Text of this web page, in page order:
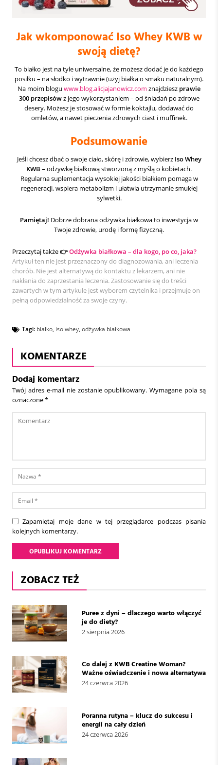
Jak wkomponować Iso Whey KWB w
swoją dietę?
To białko jest na tyle uniwersalne, że możesz dodać je do każdego
posiłku – na słodko i wytrawnie (użyj białka o smaku naturalnym).
Na moim blogu www.blog.alicjajanowicz.com znajdziesz prawie
300 przepisówz jego wykorzystaniem – od śniadań po zdrowe
desery. Możesz je stosować w formie koktajlu, dodawać do
omletów, a nawet pieczenia zdrowych ciast i muffinek.
Podsumowanie
Jeśli chcesz dbać o swoje ciało, skórę i zdrowie, wybierz Iso Whey
KWB – odżywkę białkową stworzoną z myślą o kobietach.
Regularna suplementacja wysokiej jakości białkiem pomaga w
regeneracji, wspiera metabolizm i ułatwia utrzymanie smukłej
sylwetki.
Pamiętaj! Dobrze dobrana odżywka białkowa to inwestycja w
Twoje zdrowie, urodę i formę fizyczną.
Przeczytaj także👉Odżywka białkowa – dla kogo, po co, jaka?
Artykuł ten nie jest przeznaczony do diagnozowania, ani leczenia
chorób. Nie jest alternatywą do kontaktu z lekarzem, ani nie
nakłania do zaprzestania leczenia. Zastosowanie się do treści
zawartych w tym artykule jest wyborem czytelnika i przejmuje on
pełną odpowiedzialność za swoje czyny.
Tagi: białko iso whey odżywka białkowa
KOMENTARZE
Dodaj komentarz
Twój adres e-mail nie zostanie opublikowany. Wymagane pola są
oznaczone*
Zapamiętaj moje dane w tej przeglądarce podczas pisania
kolejnych komentarzy.
ZOBACZ TEŻ
Puree z dyni – dlaczego warto włączyć
je do diety?
2 sierpnia 2026
Co dalej z KWB Creatine Woman?
Ważne oświadczenie i nowa alternatywa
24 czerwca 2026
Poranna rutyna – klucz do sukcesu i
energii na cały dzień
24 czerwca 2026